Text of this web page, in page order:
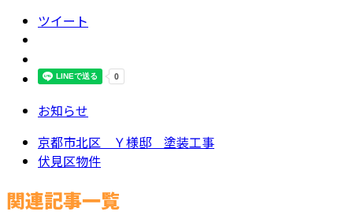
ツイート
お知らせ
京都市北区 Ｙ様邸 塗装工事
伏見区物件
関連記事一覧